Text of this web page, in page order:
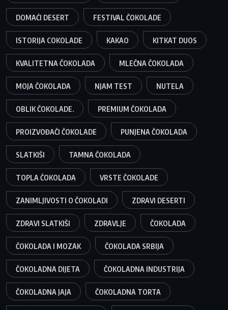
DOMAĆI DESERT FESTIVAL ČOKOLADE
ISTORIJA COKOLADE KAKAO KITKAT DUOS
KVALITETNA ČOKOLADA MLEČNA ČOKOLADA
MOJA ČOKOLADA NJAM TEST NUTELA
OBLIK ČOKOLADE. PREMIUM ČOKOLADA
PROIZVOĐAČI ČOKOLADE PUNJENA ČOKOLADA
SLATKIŠI TAMNA ČOKOLADA
TOPLA ČOKOLADA VRSTE ČOKOLADE
ZANIMLJIVOSTI O ČOKOLADI ZDRAVI DESERTI
ZDRAVI SLATKIŠI ZDRAVLJE ČOKOLADA
ČOKOLADA I MOZAK ČOKOLADA SRBIJA
ČOKOLADNA DIJETA ČOKOLADNA INDUSTRIJA
ČOKOLADNA JAJA ČOKOLADNA TORTA